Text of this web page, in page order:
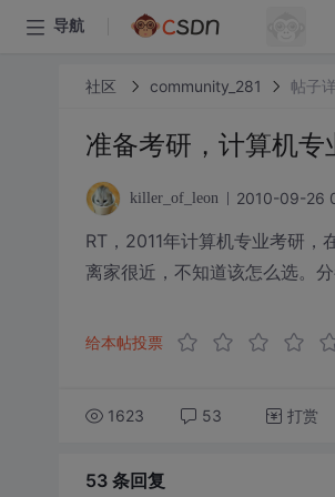
导航
社区 community_281 帖子
准备考研，计算机
killer_of_leon 2010-09-26
RT，2011年计算机专业考研
离家很近，不知道该怎么选。
给本帖投票
1623 53 打赏
53 条回复